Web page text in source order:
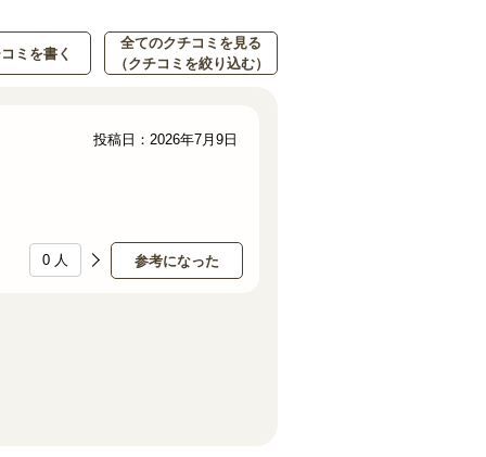
ミを書く
全てのクチコミを見る
（クチコミを絞り込む）
参考になった
0 人
投稿日：2026年7月9日